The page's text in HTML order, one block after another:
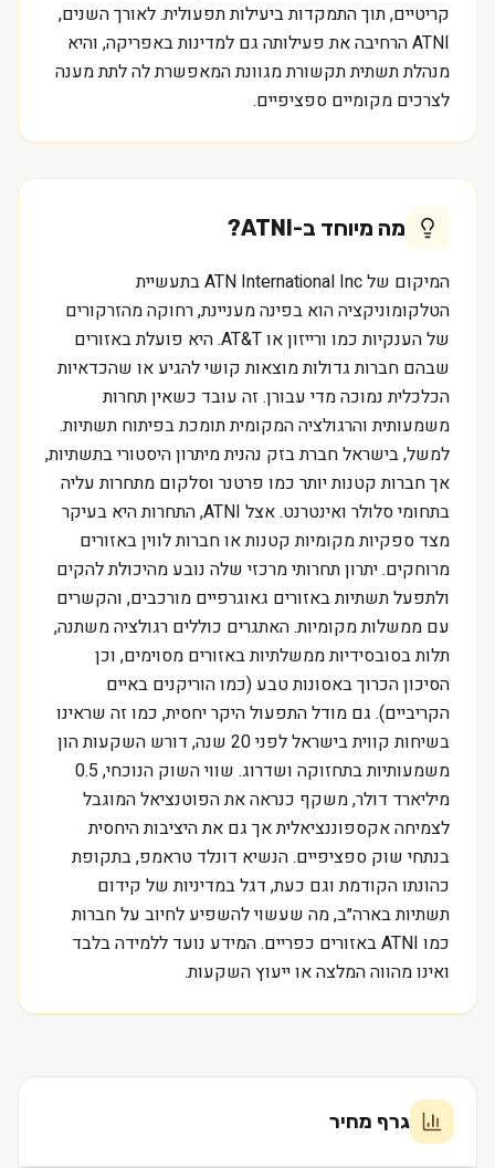
קריטיים, תוך התמקדות ביעילות תפעולית. לאורך השנים,
ATNI הרחיבה את פעילותה גם למדינות באפריקה, והיא
מנהלת תשתית תקשורת מגוונת המאפשרת לה לתת מענה
לצרכים מקומיים ספציפיים.
מה מיוחד ב-ATNI
?
המיקום של ATN International Inc בתעשיית
הטלקומוניקציה הוא בפינה מעניינת, רחוקה מהזרקורים
של הענקיות כמו ורייזון או AT&T. היא פועלת באזורים
שבהם חברות גדולות מוצאות קושי להגיע או שהכדאיות
הכלכלית נמוכה מדי עבורן. זה עובד כשאין תחרות
משמעותית והרגולציה המקומית תומכת בפיתוח תשתיות.
למשל, בישראל חברת בזק נהנית מיתרון היסטורי בתשתיות,
אך חברות קטנות יותר כמו פרטנר וסלקום מתחרות עליה
בתחומי סלולר ואינטרנט. אצל ATNI, התחרות היא בעיקר
מצד ספקיות מקומיות קטנות או חברות לווין באזורים
מרוחקים. יתרון תחרותי מרכזי שלה נובע מהיכולת להקים
ולתפעל תשתיות באזורים גאוגרפיים מורכבים, והקשרים
עם ממשלות מקומיות. האתגרים כוללים רגולציה משתנה,
תלות בסובסידיות ממשלתיות באזורים מסוימים, וכן
הסיכון הכרוך באסונות טבע (כמו הוריקנים באיים
הקריביים). גם מודל התפעול היקר יחסית, כמו זה שראינו
בשיחות קווית בישראל לפני 20 שנה, דורש השקעות הון
משמעותיות בתחזוקה ושדרוג. שווי השוק הנוכחי, 0.5
מיליארד דולר, משקף כנראה את הפוטנציאל המוגבל
לצמיחה אקספוננציאלית אך גם את היציבות היחסית
בנתחי שוק ספציפיים. הנשיא דונלד טראמפ, בתקופת
כהונתו הקודמת וגם כעת, דגל במדיניות של קידום
תשתיות בארה״ב, מה שעשוי להשפיע לחיוב על חברות
כמו ATNI באזורים כפריים. המידע נועד ללמידה בלבד
ואינו מהווה המלצה או ייעוץ השקעות.
גרף מחיר